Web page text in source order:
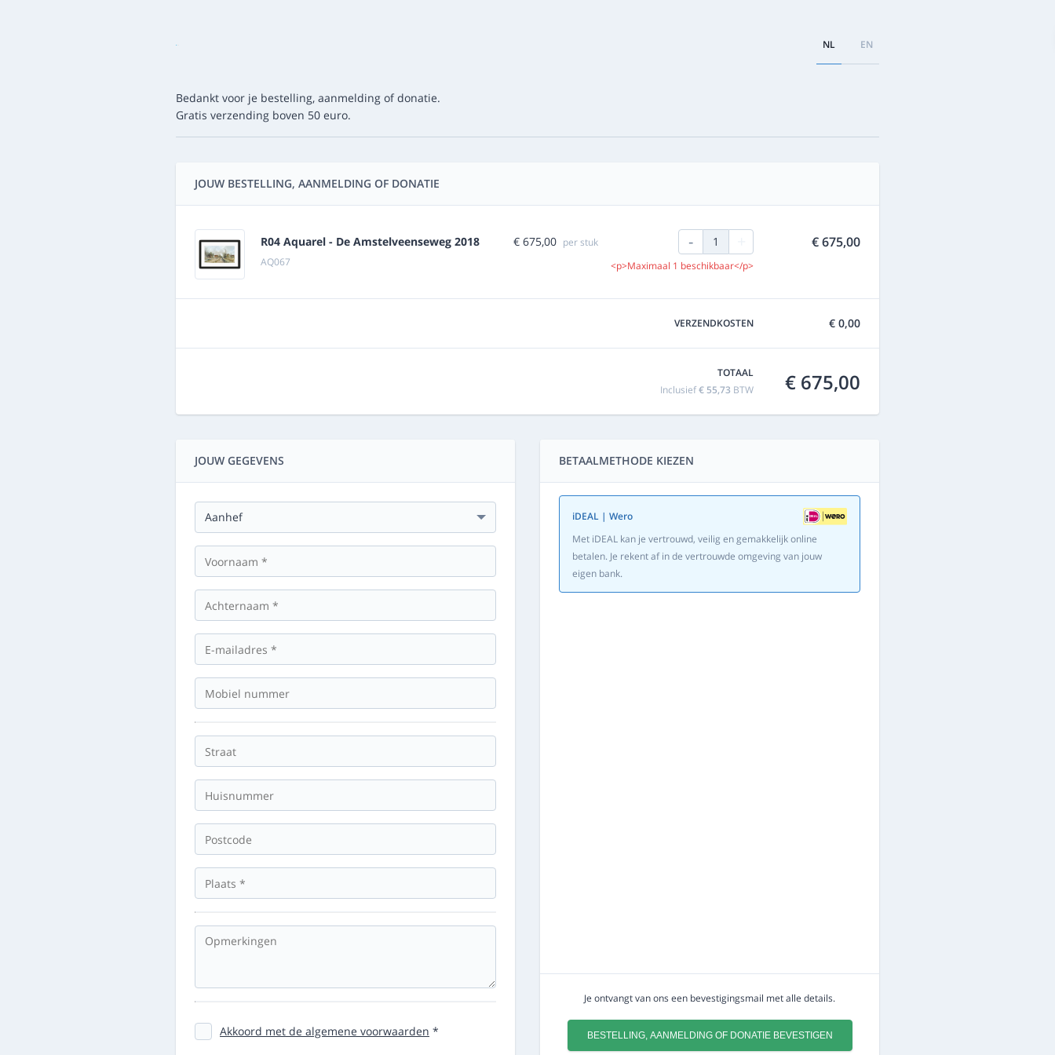
NL EN
Bedankt voor je bestelling, aanmelding of donatie.
Gratis verzending boven 50 euro.
JOUW BESTELLING, AANMELDING OF DONATIE
R04 Aquarel - De Amstelveenseweg 2018
AQ067
€ 675,00 per stuk - 1
<p>Maximaal 1 beschikbaar</p>
€ 675,00
VERZENDKOSTEN € 0,00
TOTAAL
Inclusief€ 55,73 BTW € 675,00
JOUW GEGEVENS
Akkoord met de algemene voorwaarden *
BETAALMETHODE KIEZEN
iDEAL | Wero
Met iDEAL kan je vertrouwd, veilig en gemakkelijk online
betalen. Je rekent af in de vertrouwde omgeving van jouw
eigen bank.
Je ontvangt van ons een bevestigingsmail met alle details.
BESTELLING, AANMELDING OF DONATIE BEVESTIGEN